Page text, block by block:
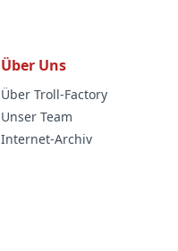
Über Uns
Über Troll-Factory
Unser Team
Internet-Archiv